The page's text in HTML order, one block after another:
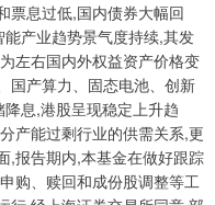
票息过低,国内债券大幅回
产业趋势景气度持续,其发
左右国内外权益资产价格变
国产算力、固态电池、创新
息,港股呈现稳定上升趋
产能过剩行业的供需关系,更
,报告期内,本基金在做好跟踪
购、赎回和成份股调整等工